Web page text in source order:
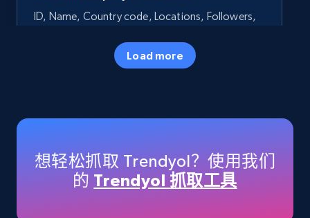
ID, Name, Country code, Locations, Followers,
Load more
想轻松抓取 Trendyol？使用我们
的 Trendyol 抓取工具